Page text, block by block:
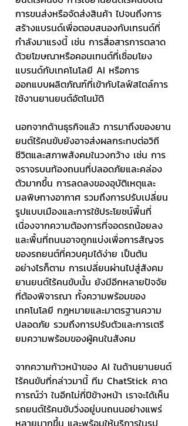
การขนส่งหรือจัดส่งสินค้า ไปจนถึงการ
สร้างแบรนด์เพื่อตอบสนองกับเทรนด์ที่
กำลังมาแรงนี้ เช่น การสื่อสารการตลาด
ด้วยโฆษณาหรือคอนเทนต์ที่เชื่อมโยง
แบรนด์กับเทคโนโลยี AI หรือการ
ออกแบบผลิตภัณฑ์ที่เข้ากับไลฟ์สไตล์การ
ใช้งานยานยนต์อัตโนมัติ
นอกจากด้านธุรกิจแล้ว การมาถึงของยาน
ยนต์ไร้คนขับยังอาจส่งผลกระทบต่อวิถี
ชีวิตและสภาพสังคมในวงกว้าง เช่น การ
จราจรบนท้องถนนที่ปลอดภัยและคล่อง
ตัวมากขึ้น การลดลงของอุบัติเหตุและ
มลพิษทางอากาศ รวมถึงการปรับเปลี่ยน
รูปแบบเมืองและการใช้ประโยชน์พื้นที่
เนื่องจากความต้องการที่จอดรถน้อยลง
และพื้นที่ถนนอาจถูกแบ่งเพื่อการสัญจร
ของรถยนต์ที่ควบคุมได้ง่าย เป็นต้น
อย่างไรก็ตาม การเปลี่ยนผ่านไปสู่สังคม
ยานยนต์ไร้คนขับนั้น ยังมีอีกหลายปัจจัย
ที่ต้องพิจารณา ทั้งความพร้อมของ
เทคโนโลยี กฎหมายและมาตรฐานความ
ปลอดภัย รวมถึงการปรับตัวและการเตรี
ยมความพร้อมของผู้คนในสังคม
จากความก้าวหน้าของ AI ในด้านยานยนต์
ไร้คนขับที่กล่าวมานี้ ทีม ChatStick คาด
การณ์ว่า ในอีกไม่กี่ปีข้างหน้า เราจะได้เห็น
รถยนต์ไร้คนขับวิ่งอยู่บนถนนอย่างแพร่
หลายมากขึ้น และพร้อมให้บริการในรูป